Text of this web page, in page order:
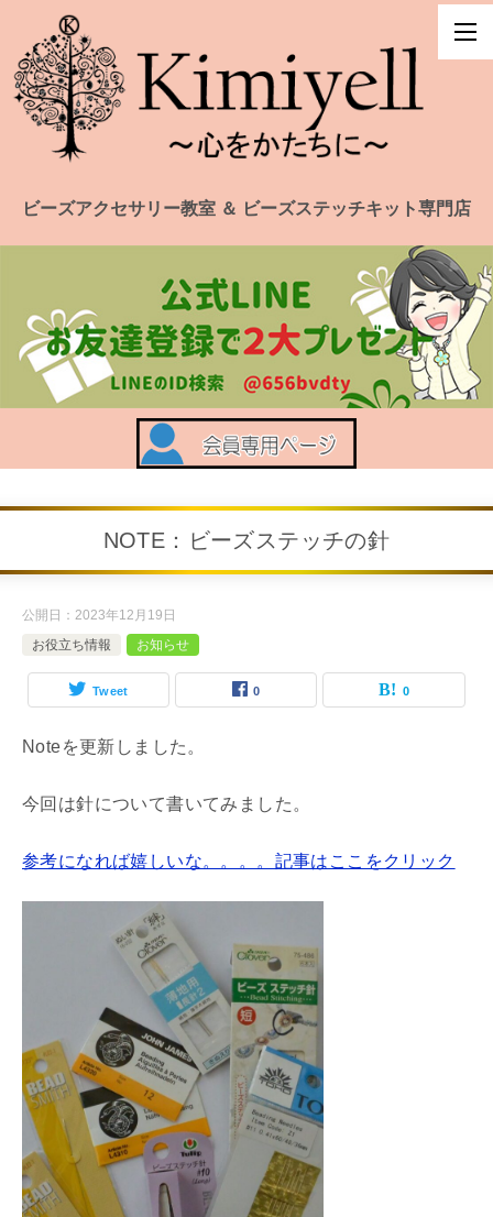
ビーズアクセサリー教室 ＆ ビーズステッチキット専門店
NOTE：ビーズステッチの針
公開日： 2023年12月19日
お役立ち情報
お知らせ
Tweet 0 0
Noteを更新しました。
今回は針について書いてみました。
参考になれば嬉しいな。。。。記事はここをクリック